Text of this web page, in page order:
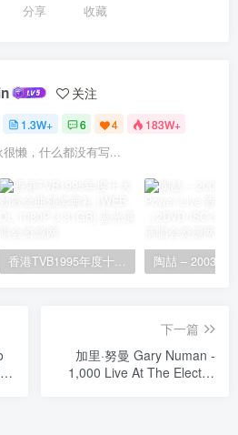
分享 收藏
关注
1.3W+ 6 4 183W+
很懒，什么都没有写...
香港TVB1995年度十大劲歌金曲颁奖典礼 [WEB-DL 1080P 3.81GB]
下一篇
加里·努曼 Gary Numan -
1,000 Live At The Electric